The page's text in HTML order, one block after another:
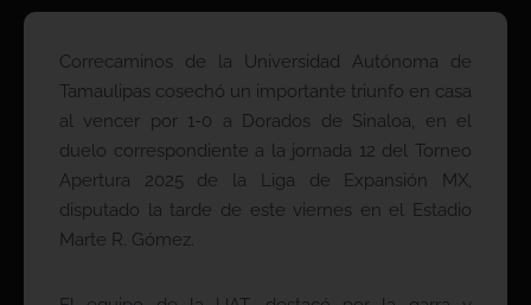
Correcaminos de la Universidad Autónoma de
Tamaulipas cosechó un importante triunfo en casa
al vencer por 1-0 a Dorados de Sinaloa, en el
duelo correspondiente a la jornada 12 del Torneo
Apertura 2025 de la Liga de Expansión MX,
disputado la tarde de este viernes en el Estadio
Marte R. Gómez.